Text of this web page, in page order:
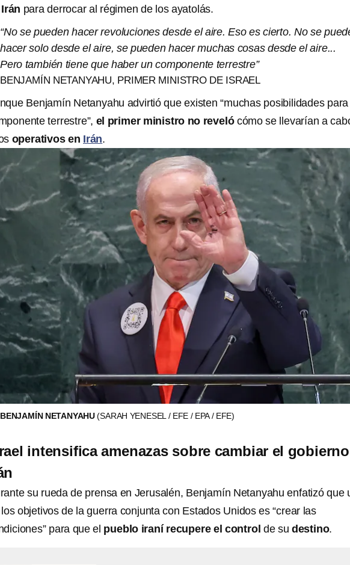
Irán para derrocar al régimen de los ayatolás.
“No se pueden hacer revoluciones desde el aire. Eso es cierto. No se
hacer solo desde el aire, se pueden hacer muchas cosas desde el aire...
Pero también tiene que haber un componente terrestre”
BENJAMÍN NETANYAHU, PRIMER MINISTRO DE ISRAEL
Benjamín Netanyahu advirtió que existen “muchas posibilidades
terrestre”, el primer ministro no revelócómo se llevarían a
operativos en Irán.
BENJAMÍN NETANYAHU(SARAH YENESEL / EFE / EPA / EFE)
intensifica amenazas sobre cambiar el
su rueda de prensa en Jerusalén, Benjamín Netanyahu enfatizó que
objetivos de la guerra conjunta con Estados Unidos es “crear las
para que el pueblo iraní recupere el control de su destino.